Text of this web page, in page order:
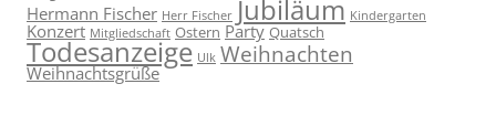
Hermann Fischer Herr Fischer Jubiläum Kindergarten
Konzert Mitgliedschaft Ostern Party Quatsch
Todesanzeige Ulk Weihnachten
Weihnachtsgrüße